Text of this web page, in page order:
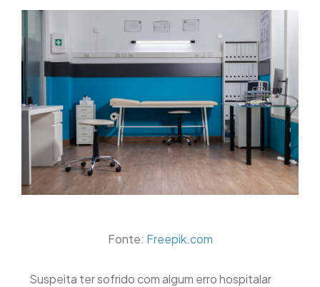
Fonte: Freepik.com
Suspeita ter sofrido com algum erro hospitalar